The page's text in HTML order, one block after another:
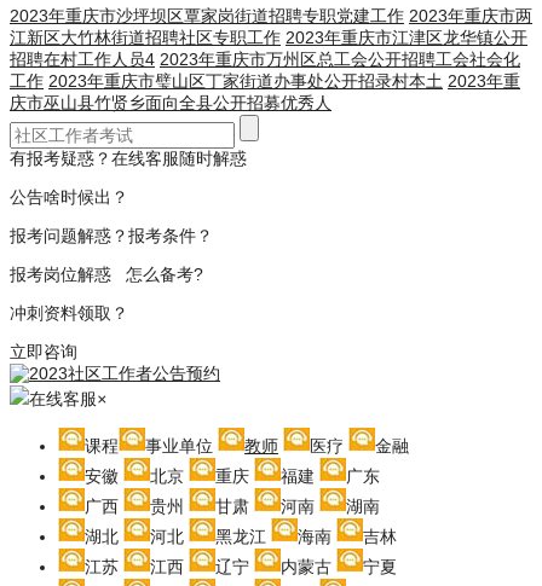
2023年重庆市沙坪坝区覃家岗街道招聘专职党建工作 2023年重庆市两
江新区大竹林街道招聘社区专职工作 2023年重庆市江津区龙华镇公开
招聘在村工作人员4 2023年重庆市万州区总工会公开招聘工会社会化
工作 2023年重庆市璧山区丁家街道办事处公开招录村本土 2023年重
庆市巫山县竹贤乡面向全县公开招募优秀人
有报考疑惑？在线客服随时解惑
公告啥时候出？
报考问题解惑？报考条件？
报考岗位解惑 怎么备考?
冲刺资料领取？
立即咨询
在线客服×
课程 事业单位 教师 医疗
金融
安徽
北京 重庆 福建
广东
广西
贵州 甘肃 河南
湖南
湖北
河北 黑龙江 海南
吉林
江苏
江西 辽宁 内蒙古
宁夏